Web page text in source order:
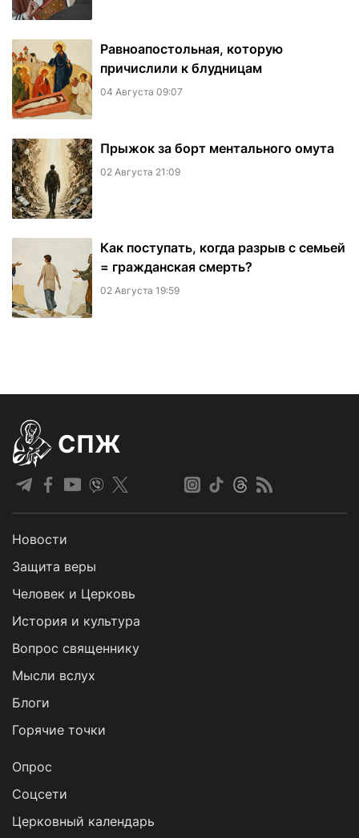
Равноапостольная, которую
причислили к блудницам
04 Августа 09:07
​Прыжок за борт ментального омута
02 Августа 21:09
Как поступать, когда разрыв с семьей
= гражданская смерть?
02 Августа 19:59
СПЖ
Новости
Защита веры
Человек и Церковь
История и культура
Вопрос священнику
Мысли вслух
Блоги
Горячие точки
Опрос
Cоцсети
Церковный календарь